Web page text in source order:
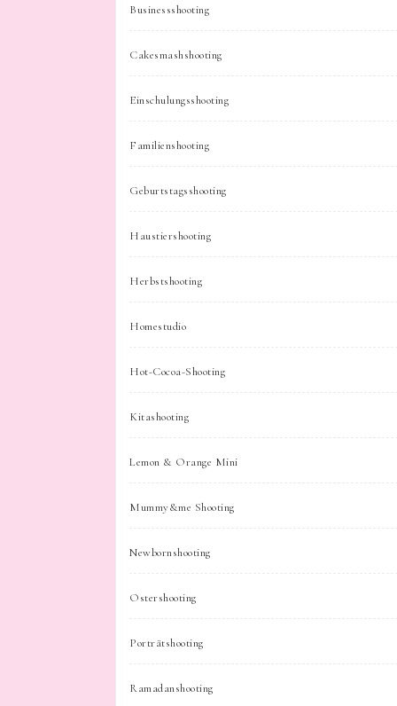
Businessshooting
Cakesmashshooting
Einschulungsshooting
Familienshooting
Geburtstagsshooting
Haustiershooting
Herbstshooting
Homestudio
Hot-Cocoa-Shooting
Kitashooting
Lemon & Orange Mini
Mummy&me Shooting
Newbornshooting
Ostershooting
Porträtshooting
Ramadanshooting